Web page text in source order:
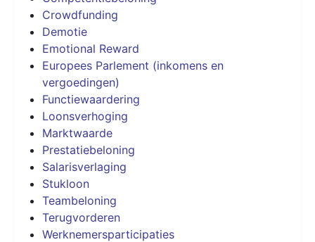
Crowdfunding
Demotie
Emotional Reward
Europees Parlement (inkomens en
vergoedingen)
Functiewaardering
Loonsverhoging
Marktwaarde
Prestatiebeloning
Salarisverlaging
Stukloon
Teambeloning
Terugvorderen
Werknemersparticipaties